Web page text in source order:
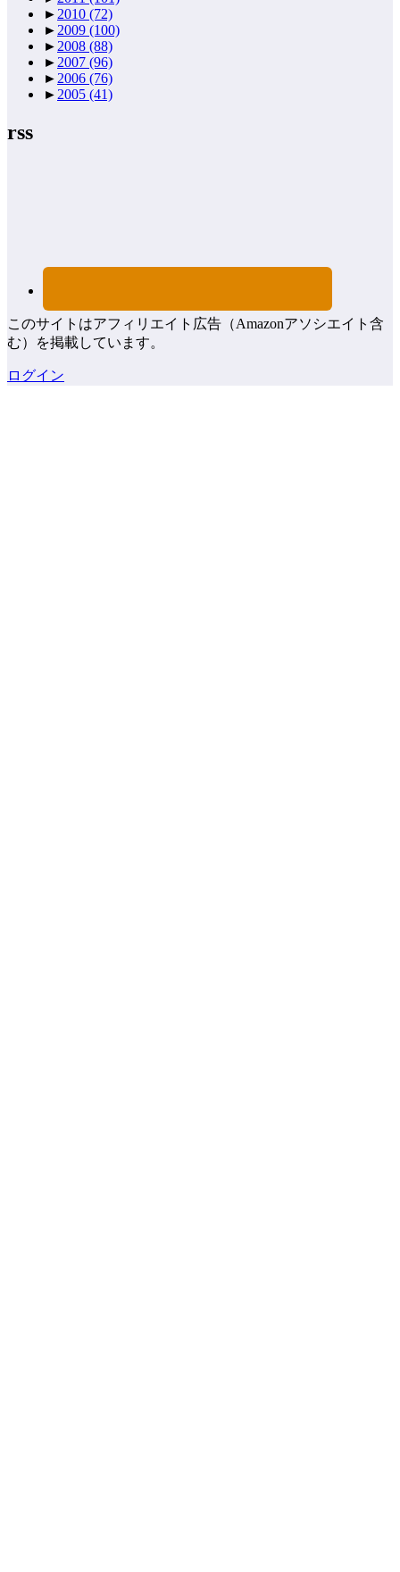
► 2010 (72)
► 2009 (100)
► 2008 (88)
► 2007 (96)
► 2006 (76)
► 2005 (41)
rss
このサイトはアフィリエイト広告（Amazonアソシエイト含
む）を掲載しています。
ログイン